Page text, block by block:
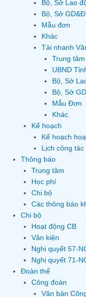
Bộ, Sở Lao
Bộ, Sở
Mẫu đơn
Khác
Tải nhanh
Trung tâm
UBND
Bộ, Sở
Bộ, Sở
Mẫu Đơn
Khác
Kế hoạch
Kế hoạch
Lịch công
Thông báo
Trung tâm
Học phí
Chi bộ
Các thông báo
Chi bộ
Hoạt động CB
Văn kiện
Nghị quyết 57-
Nghị quyết 71-
Đoàn thể
Công đoàn
Văn bản